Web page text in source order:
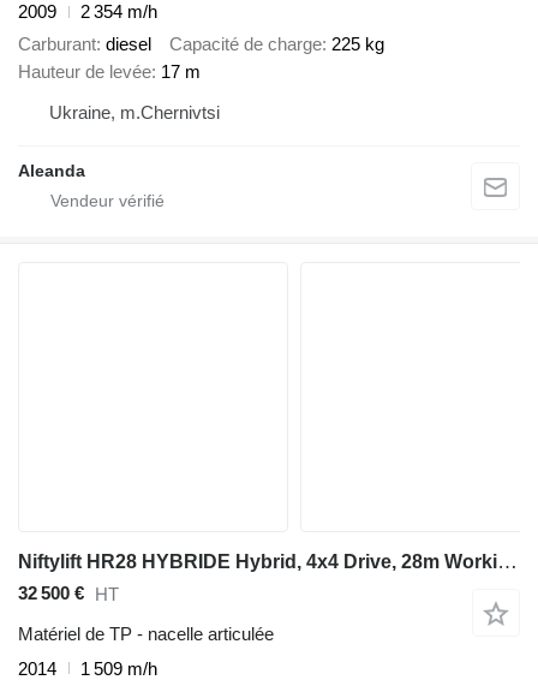
2009
2 354 m/h
Carburant diesel Capacité de charge 225 kg
Hauteur de levée 17 m
Ukraine, m.Chernivtsi
Aleanda
Niftylift HR28 HYBRIDE Hybrid, 4x4 Drive, 28m Working Height
32 500 € HT
Matériel de TP - nacelle articulée
2014
1 509 m/h